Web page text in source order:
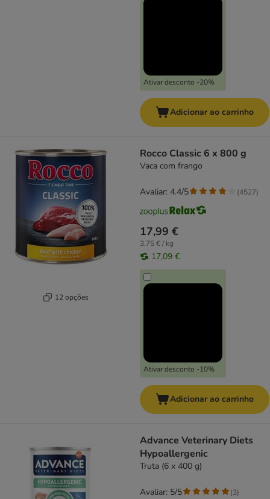
Ativar desconto -20%
Adicionar ao carrinho
12 opções
Rocco Classic 6 x 800 g
Vaca com frango
17,99 €
3,75 € / kg
17,09 €
Ativar desconto -10%
Avaliar: 4.4/5 (4527)
Adicionar ao carrinho
Advance Veterinary Diets
Hypoallergenic
Truta (6 x 400 g)
Avaliar: 5/5 (3)